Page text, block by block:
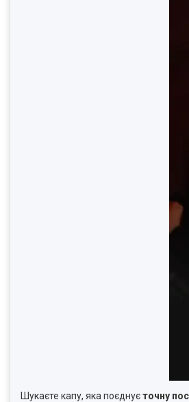
Шукаєте капу, яка поєднуєточну